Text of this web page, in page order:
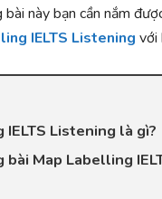
này bạn cần nắm
IELTS Listening với
Listening là gì?
bài Map Labelling